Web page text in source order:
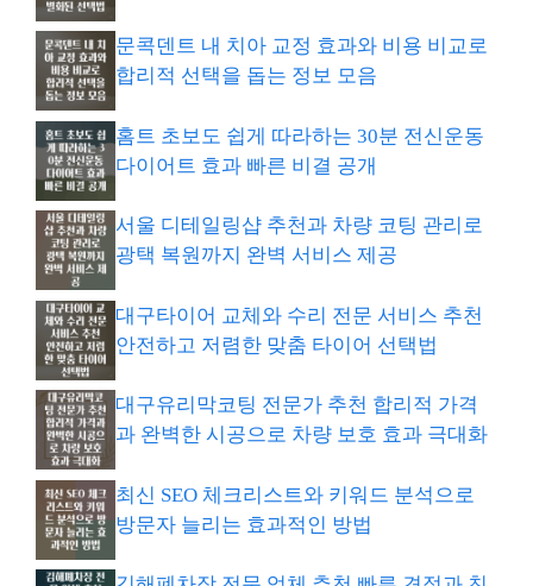
문콕덴트 내 치아 교정 효과와 비용 비교로
합리적 선택을 돕는 정보 모음
홈트 초보도 쉽게 따라하는 30분 전신운동
다이어트 효과 빠른 비결 공개
서울 디테일링샵 추천과 차량 코팅 관리로
광택 복원까지 완벽 서비스 제공
대구타이어 교체와 수리 전문 서비스 추천
안전하고 저렴한 맞춤 타이어 선택법
대구유리막코팅 전문가 추천 합리적 가격
과 완벽한 시공으로 차량 보호 효과 극대화
최신 SEO 체크리스트와 키워드 분석으로
방문자 늘리는 효과적인 방법